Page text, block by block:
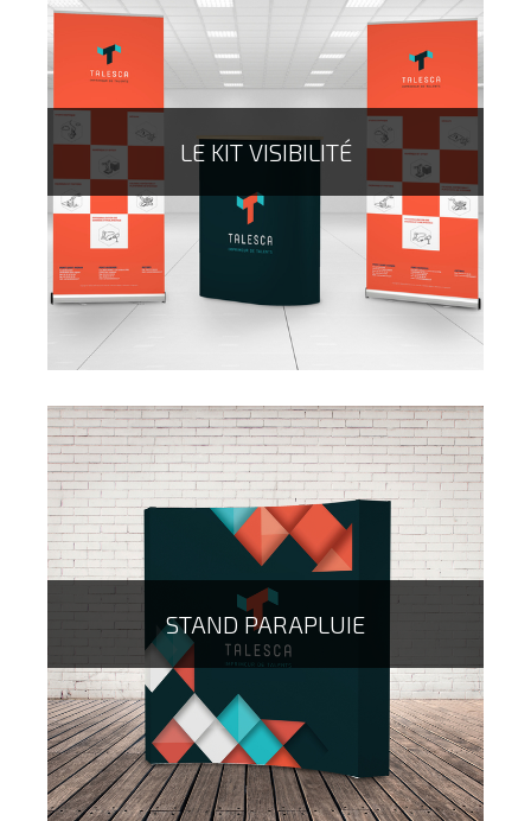
Pour communiquer sur vos véhicules, la plaque
aimantée est LA solution qu'il vous faut ! Vous la poser
et la retirer facilement selon vos besoins et sans
laisser de traces sur votre voiture !
LE KIT VISIBILITÉ
Le kit visibilité vous permet de vous retrouver sur un
salon ou en entreprise, avec deux roll up et un stand
d'accueil à vos couleurs ! On ne pourra plus vous
manquer...
STAND PARAPLUIE